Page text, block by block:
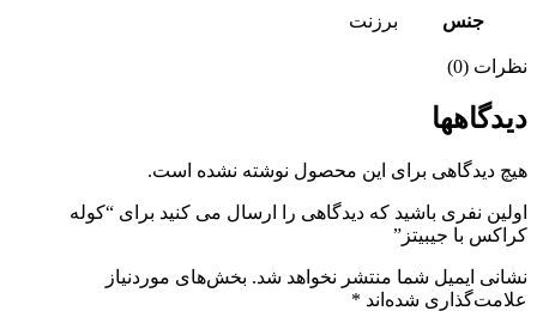
جنس برزنت
نظرات (0)
دیدگاهها
هیچ دیدگاهی برای این محصول نوشته نشده است.
اولین نفری باشید که دیدگاهی را ارسال می کنید برای “کوله
کراکس با جیبیتز”
نشانی ایمیل شما منتشر نخواهد شد. بخش‌های موردنیاز
علامت‌گذاری شده‌اند *